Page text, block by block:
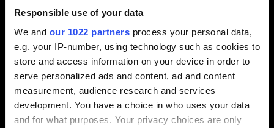
Responsible use of your data
We and our 1022 partners process your personal data,
e.g. your IP-number, using technology such as cookies to
store and access information on your device in order to
serve personalized ads and content, ad and content
measurement, audience research and services
development. You have a choice in who uses your data
and for what purposes. Your privacy choices are only
확인하세요:사이버펑크 2077,
알림:보상을 획득하려면, 게임을 실행하고 CD 프로젝트
레드 Account로 REDlauncher(PC)나 메인 메뉴(콘솔)에
있는 내 보상에 로그인해야 합니다. CD 프로젝트 레드
Account 관리 패널을 통해 PlayStation, Microsoft, 또는
Steam 계정을 연결한다고 해서 보상을 획득할 수는
없습니다.